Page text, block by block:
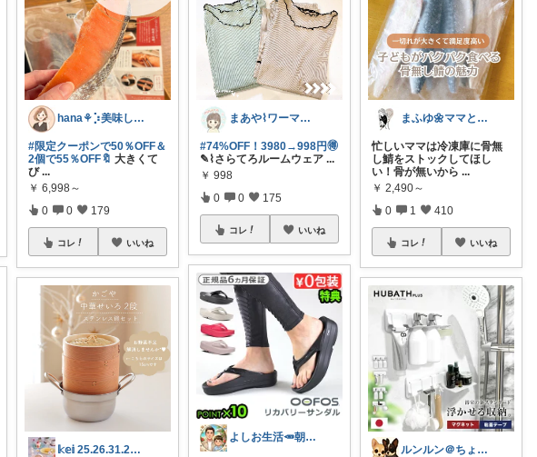
hana‎‎⚘⡱美味しい暮らし🤍𐙚
#限定クーポンで50％OFF＆
2個で55％OFF🔖 大きくて
び ...
￥ 6,998～
0 0 179
コレ いいね
𝕜𝕖𝕚 25.26.31.2日💓
まあや⌇ワーママの暮らしとインテリア𓍯
#74%OFF！3980→998円🉐
✎⌇さらてろルームウェア ...
￥ 998
0 0 175
コレ いいね
よしお生活🥕朝6時頃コレ👟
まふゆ🌼ママと子ども服
忙しいママは冷凍庫に骨無
し鯖をストックしてほし
い！骨が無いから ...
￥ 2,490～
0 1 410
コレ いいね
ルンルン＠ちょいラク暮らし